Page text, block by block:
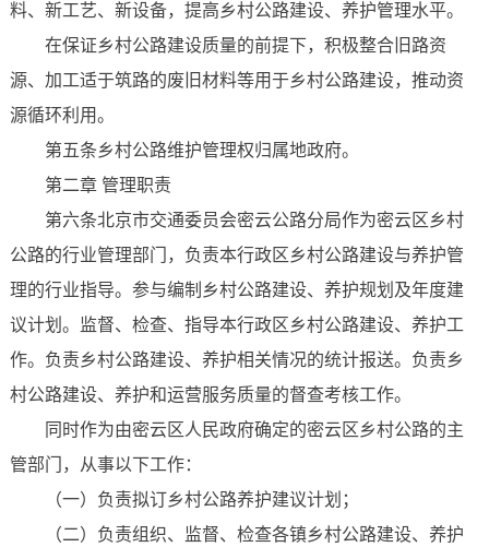
料、新工艺、新设备，提高乡村公路建设、养护管理水平。
在保证乡村公路建设质量的前提下，积极整合旧路资
源、加工适于筑路的废旧材料等用于乡村公路建设，推动资
源循环利用。
第五条乡村公路维护管理权归属地政府。
第二章 管理职责
第六条北京市交通委员会密云公路分局作为密云区乡村
公路的行业管理部门，负责本行政区乡村公路建设与养护管
理的行业指导。参与编制乡村公路建设、养护规划及年度建
议计划。监督、检查、指导本行政区乡村公路建设、养护工
作。负责乡村公路建设、养护相关情况的统计报送。负责乡
村公路建设、养护和运营服务质量的督查考核工作。
同时作为由密云区人民政府确定的密云区乡村公路的主
管部门，从事以下工作：
（一）负责拟订乡村公路养护建议计划；
（二）负责组织、监督、检查各镇乡村公路建设、养护